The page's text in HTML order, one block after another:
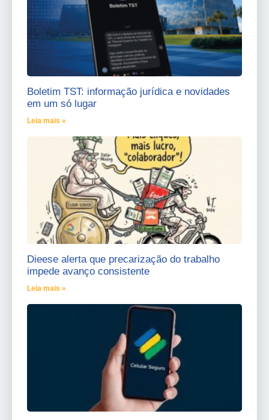
Boletim TST: informação jurídica e novidades
em um só lugar
Leia mais »
Dieese alerta que precarização do trabalho
impede avanço consistente
Leia mais »